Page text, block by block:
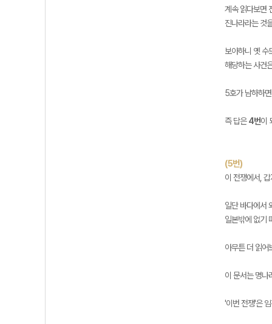
계속 읽다보면
진나라라는 것
보아하니 옛 수
해당하는 사건
5호가 남하하
즉 답은4번이
(5번)
이 전쟁에서,
일단 바다에서
일본밖에 없기
아무튼 더 읽어
이 문서는 명나
'이번 전쟁'은